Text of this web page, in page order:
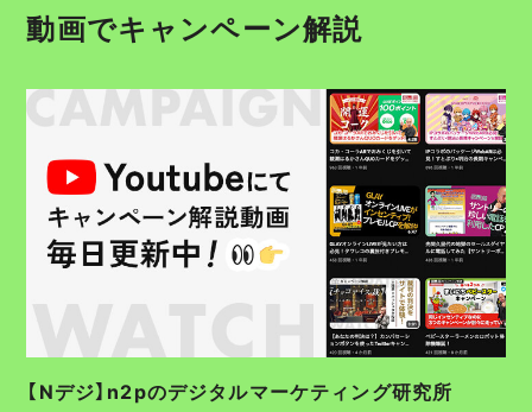
動画でキャンペーン解説
【Nデジ】n2pのデジタルマーケティング研究所